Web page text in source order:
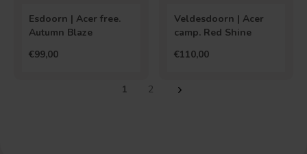
Esdoorn | Acer free.
Autumn Blaze
€99,00
Veldesdoorn | Acer
camp. Red Shine
€110,00
1 2